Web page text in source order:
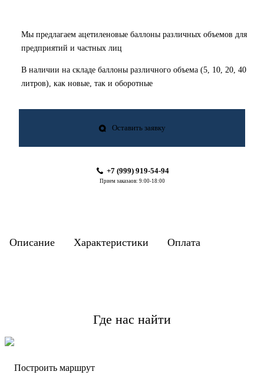
Мы предлагаем ацетиленовые баллоны различных объемов для
предприятий и частных лиц
В наличии на складе баллоны различного объема (5, 10, 20, 40
литров), как новые, так и оборотные
Оставить заявку
+7 (999) 919-54-94
Прием заказаов: 9:00-18:00
Описание Характеристики Оплата
Где нас найти
Открыть карту
Построить маршрут